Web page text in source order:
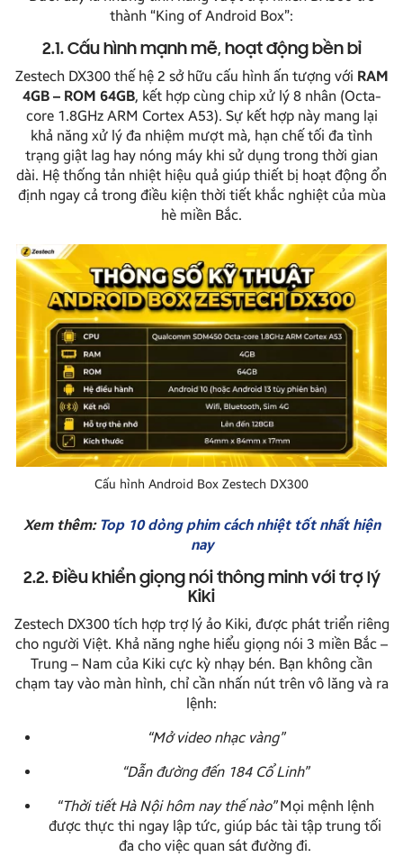
thành “King of Android Box”:
2.1. Cấu hình mạnh mẽ, hoạt động bền bỉ
Zestech DX300 thế hệ 2 sở hữu cấu hình ấn tượng với RAM
4GB – ROM 64GB, kết hợp cùng chip xử lý 8 nhân (Octa-
core 1.8GHz ARM Cortex A53). Sự kết hợp này mang lại
khả năng xử lý đa nhiệm mượt mà, hạn chế tối đa tình
trạng giật lag hay nóng máy khi sử dụng trong thời gian
dài. Hệ thống tản nhiệt hiệu quả giúp thiết bị hoạt động ổn
định ngay cả trong điều kiện thời tiết khắc nghiệt của mùa
hè miền Bắc.
Cấu hình Android Box Zestech DX300
Xem thêm: Top 10 dòng phim cách nhiệt tốt nhất hiện
nay
2.2. Điều khiển giọng nói thông minh với trợ lý
Kiki
Zestech DX300 tích hợp trợ lý ảo Kiki, được phát triển riêng
cho người Việt. Khả năng nghe hiểu giọng nói 3 miền Bắc –
Trung – Nam của Kiki cực kỳ nhạy bén. Bạn không cần
chạm tay vào màn hình, chỉ cần nhấn nút trên vô lăng và ra
lệnh:
“Mở video nhạc vàng”
“Dẫn đường đến 184 Cổ Linh”
“Thời tiết Hà Nội hôm nay thế nào”Mọi mệnh lệnh
được thực thi ngay lập tức, giúp bác tài tập trung tối
đa cho việc quan sát đường đi.